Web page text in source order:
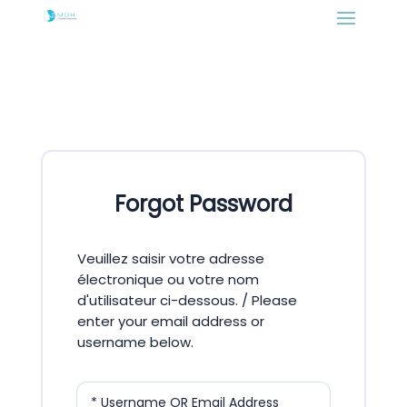
Forgot Password
Veuillez saisir votre adresse
électronique ou votre nom
d'utilisateur ci-dessous. / Please
enter your email address or
username below.
* Username OR Email Address